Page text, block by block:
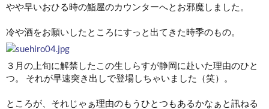
やや早いおひる時の鮨屋のカウンターへとお邪魔しました。
冷や酒をお願いしたところにすっと出てきた時季のもの。
３月の上旬に解禁したこの生しらすが静岡に赴いた理由のひと
つ。 それが早速突き出しで登場しちゃいました（笑）。
ところが、それじゃぁ理由のもうひとつもあるかなぁと訊ねる